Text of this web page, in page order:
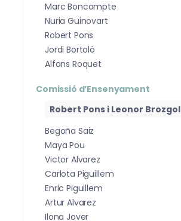
Marc Boncompte
Nuria Guinovart
Robert Pons
Jordi Bortoló
Alfons Roquet
Comissió d’Ensenyament
Robert Pons i Leonor Brozgol
Begoña Saiz
Maya Pou
Victor Alvarez
Carlota Piguillem
Enric Piguillem
Artur Alvarez
Ilona Jover